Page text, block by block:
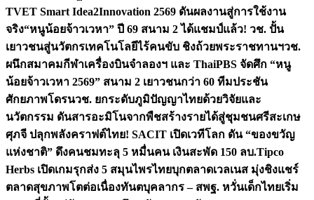
TVET Smart Idea2Innovation 2569 ดันผลงานสู่การใช้งาน
จริง“หนูน้อยจ้าวเวหา” ปี 69 สนาม 2 ได้แชมป์แล้ว! วช. ปั้น
เยาวชนสู่นวัตกรเทคโนโลยีไร้คนขับ ชิงถ้วยพระราชทานฯวช.
ผนึกสมาคมกีฬาเครื่องบินจำลองฯ และ ThaiPBS จัดศึก “หนู
น้อยจ้าวเวหา 2569” สนาม 2 เยาวชนกว่า 60 ทีมประชัน
ศักยภาพโดรนวช. ยกระดับภูมิปัญญาไทยด้วยวิจัยและ
นวัตกรรม ดันสารอะมิโนจากพืชสร้างรายได้สู่ชุมชนศรีสะเกษ
ศุภจี ปลุกพลังคราฟต์ไทย! SACIT เปิดเวทีโลก ดัน “ของขวัญ
แห่งชาติ” ดึงคนชมทะลุ 5 หมื่นคน เงินสะพัด 150 ลบ.Tipco
Herbs เปิดเกมรุกส่ง 5 สมุนไพรไทยบุกตลาดเวลเนส มุ่งชิงแชร์
ตลาดสุขภาพโตต่อเนื่องทันตบุคลากร – สพฐ. หวั่นเด็กไทยเริ่ม